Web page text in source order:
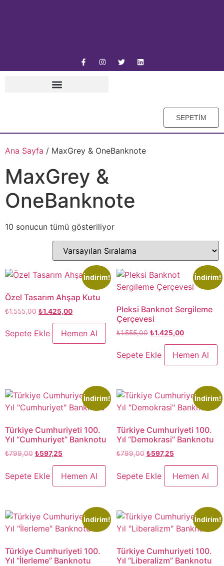
SEPETİM
Ana Sayfa / MaxGrey & OneBanknote
MaxGrey &
OneBanknote
10 sonucun tümü gösteriliyor
İndirim!
Özel Tasarım Ahşap Kutu
₺1.555,00 ₺1.425,00
Sepete Ekle Hemen Al
İndirim!
Pleksi Banknot Sergileme
Çerçevesi
₺1.555,00 ₺1.425,00
Sepete Ekle Hemen Al
İndirim!
Türkiye Cumhuriyeti 100.
Yıl “Cumhuriyet” Banknotu
₺799,00 ₺597,25
Sepete Ekle Hemen Al
İndirim!
Türkiye Cumhuriyeti 100.
Yıl “Demokrasi” Banknotu
₺799,00 ₺597,25
Sepete Ekle Hemen Al
İndirim!
Türkiye Cumhuriyeti 100.
Yıl “İlerleme” Banknotu
İndirim!
Türkiye Cumhuriyeti 100.
Yıl “Liberalizm” Banknotu